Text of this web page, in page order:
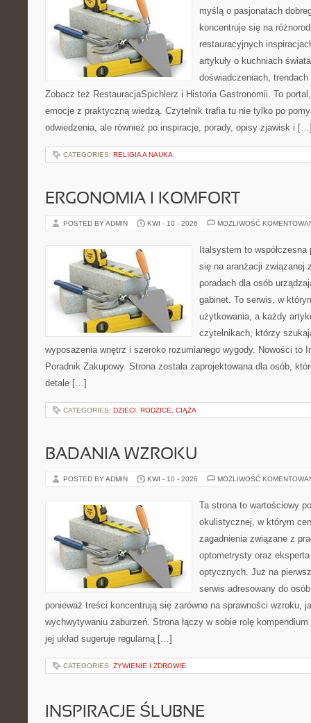
myślą o pasjonatach
koncentruje się na
restauracyjnych
artykuły o kuchniach
doświadczeniach,
Zobacz też RestauracjaSpichlerz i Historia Gastronomii. To
emocje z praktyczną wiedzą. Czytelnik trafia tu nie tylko po
odwiedzenia, ale również po inspiracje, porady, opisy zjawisk i
CATEGORIES: RELIGIA A NAUKA
ERGONOMIA I KOMFORT
POSTED BY ADMIN KWI - 10 - 2026 MOŻLIWOŚĆ
Italsystem to
się na aranżacji związanej
poradach dla osób
gabinet. To serwis, w
użytkowania, a każdy
czytelnikach, którzy
wyposażenia wnętrz i szeroko rozumianego wygody. Nowości to
Poradnik Zakupowy. Strona została zaprojektowana dla osób,
detale […]
CATEGORIES: DZIECI, RODZICE, CIĄŻA
BADANIA WZROKU
POSTED BY ADMIN KWI - 10 - 2026 MOŻLIWOŚĆ
Ta strona to wartościowy
okulistycznej, w którym
zagadnienia związane z
optometrysty oraz
optycznych. Już na
serwis adresowany do
ponieważ treści koncentrują się zarówno na sprawności wzroku,
wychwytywaniu zaburzeń. Strona łączy w sobie rolę
jej układ sugeruje regularną […]
CATEGORIES: ŻYWIENIE I ZDROWIE
INSPIRACJE ŚLUBNE